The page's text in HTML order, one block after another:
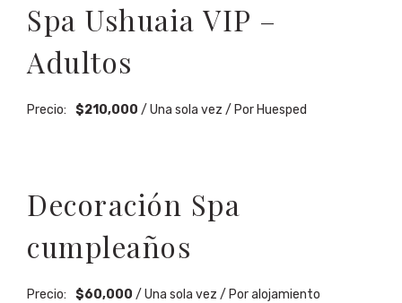
Spa Ushuaia VIP –
Adultos
Precio: $210,000 / Una sola vez / Por Huesped
Decoración Spa
cumpleaños
Precio: $60,000 / Una sola vez / Por alojamiento